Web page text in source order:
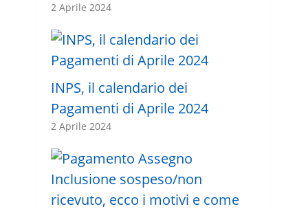
2 Aprile 2024
INPS, il calendario dei
Pagamenti di Aprile 2024
2 Aprile 2024